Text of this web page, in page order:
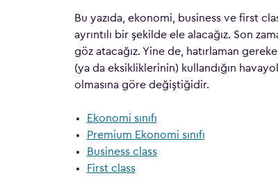
Bu yazıda, ekonomi, business ve first
ayrıntılı bir şekilde ele alacağız. Son
göz atacağız. Yine de, hatırlaman
(ya da eksikliklerinin) kullandığın
olmasına göre değiştiğidir.
Ekonomi sınıfı
Premium Ekonomi sınıfı
Business class
First class